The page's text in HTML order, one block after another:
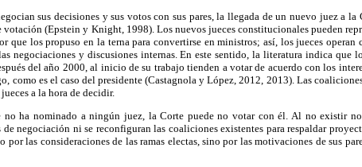
sus decisiones y sus votos con sus pares, la llegada de un nuevo juez a la
(Epstein y Knight, 1998). Los nuevos jueces constitucionales pueden
que los propuso en la terna para convertirse en ministros; así, los jueces operan
negociaciones y discusiones internas. En este sentido, la literatura indica que
del año 2000, al inicio de su trabajo tienden a votar de acuerdo con los
como es el caso del presidente (Castagnola y López, 2012, 2013). Las
a la hora de decidir.
no ha nominado a ningún juez, la Corte puede no votar con él. Al no existir
negociación ni se reconfiguran las coaliciones existentes para respaldar
por las consideraciones de las ramas electas, sino por las motivaciones de sus